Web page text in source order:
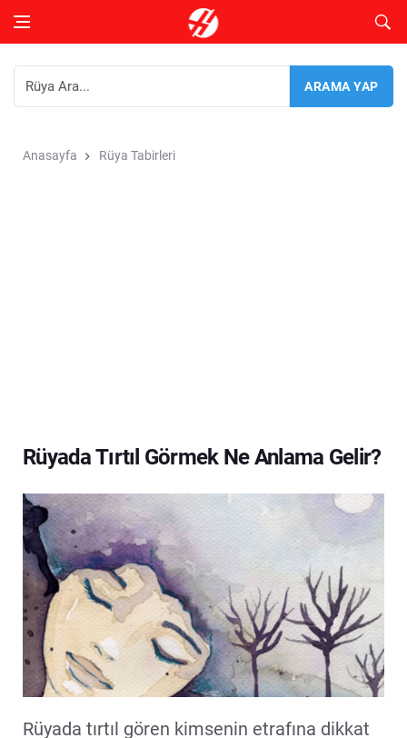
Anasayfa Rüya Tabirleri
Rüyada Tırtıl Görmek Ne Anlama Gelir?
Rüyada tırtıl gören kimsenin etrafına dikkat